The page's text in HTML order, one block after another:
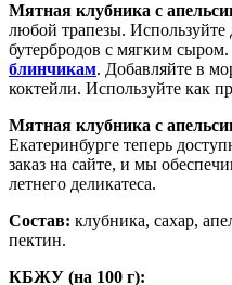
Мятная клубника с
любой трапезы.
бутербродов с мягким
блинчикам. Добавляйте в
коктейли. Используйте как
Мятная клубника с
Екатеринбурге теперь
заказ на сайте, и мы
летнего деликатеса.
Состав: клубника, сахар,
пектин.
КБЖУ (на 100 г):